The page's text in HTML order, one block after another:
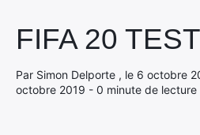
FIFA 20
Par Simon Delporte , le 6 octobre
octobre 2019 - 0 minute de lecture